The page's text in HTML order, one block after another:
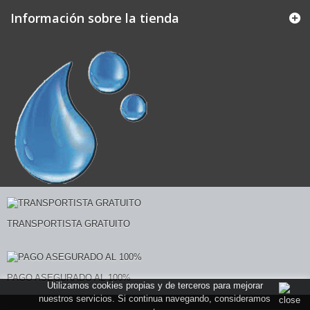
Utilizamos cookies propias y de terceros para mejorar
nuestros servicios. Si continua navegando, consideramos
Información sobre la tienda
TRANSPORTISTA GRATUITO
PAGO ASEGURADO AL 100%